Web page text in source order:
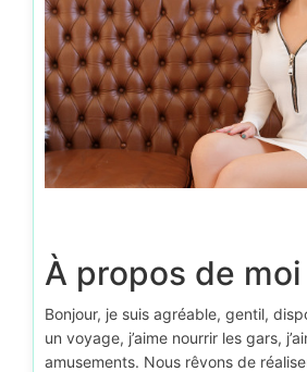
À propos de moi
Bonjour, je suis agréable, gentil,
un voyage, j’aime nourrir les gars,
amusements. Nous rêvons de